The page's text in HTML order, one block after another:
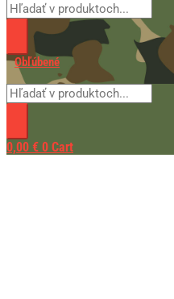
Obľúbené
0,00 € 0 Cart